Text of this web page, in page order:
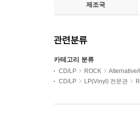
제조국
관련분류
카테고리 분류
CD/LP ROCK Alternative/
CD/LP
LP(Vinyl) 전문관